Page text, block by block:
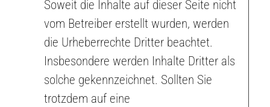
Soweit die Inhalte auf dieser Seite nicht
vom Betreiber erstellt wurden, werden
die Urheberrechte Dritter beachtet.
Insbesondere werden Inhalte Dritter als
solche gekennzeichnet. Sollten Sie
trotzdem auf eine